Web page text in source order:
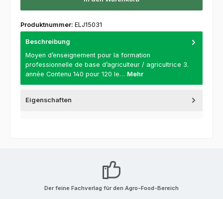
Produktnummer: ELJ15031
Beschreibung
Moyen d’enseignement pour la formation
professionnelle de base d’agriculteur / agricultrice 3.
année Contenu 140 pour 120 le… Mehr
Eigenschaften
Der feine Fachverlag für den Agro-Food-Bereich